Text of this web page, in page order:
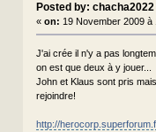
Posted by: chacha2022
« on: 19 November 2009 à
J'ai crée il n'y a pas
on est que deux à y jouer...
John et Klaus sont pris
rejoindre!
http://